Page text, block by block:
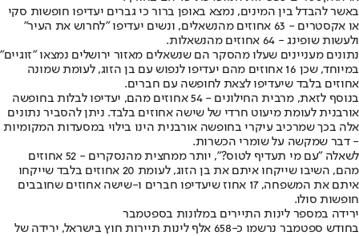
באשר להבדל בין המינים, נמצא באופן ברור כי גברים יעדיפו חופשות סקי
או אקסטרים - 63 אחוזים מהנשאלים, ונשים יעדיפו "לחרוש את העיר"
ולעשות שופינג - 64 אחוזים מהנשאלות.
נתונים מעניינים שעלו מהסקר הם שנשאלים מאזור ירושלים נמצאו "זוגיים"
במיוחד, שכן 16 אחוזים מהם יעדיפו לנפוש עם בן הזוג, לעומת שמונה
אחוזים בלבד שיעדיפו לצאת לחופשה עם חברים.
בנוסף לזאת, מרבית החילונים - 54 אחוזים מהם, יעדיפו לבלות בחופשה
אורבנית לעומת מיעוט חרדי של שישה אחוזים בלבד. ניתן להסביר נתונים
אלה בכך שמרכיב עיקרי בחופשה אורבנית הינו בילוי במסעדות המקומיות
- דבר שמקשה על שומרי הכשרות.
לשאלה "עם מי תעדיף לטוס?", יותר ממחצית מהנסקרים - 52 אחוזים
מהם, השיבו שייקחו איתם את בן הזוג, לעומת 20 אחוזים בלבד שייקחו
איתם את המשפחה, 17 אחוז שיעדיפו חברים ו-שישה אחוזים שחובבים
חופשות סולו.
ירידה במספר לינות התיירים במלונות בספטמבר
בחודש ספטמבר נרשמו כ-658 אלף לינות תיירות חוץ בישראל, ירידה של